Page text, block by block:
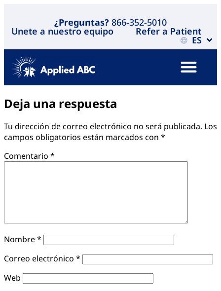
¿Preguntas? 866-352-5010
Unete a nuestro equipo Refer a Patient
ES
Deja una respuesta
Tu dirección de correo electrónico no será publicada. Los
campos obligatorios están marcados con *
Comentario *
Nombre*
Correo electrónico *
Web